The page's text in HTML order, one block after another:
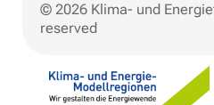
© 2026 Klima- und
reserved